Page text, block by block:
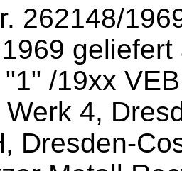
262148/
/19xx
Werk 4,
Dresden-